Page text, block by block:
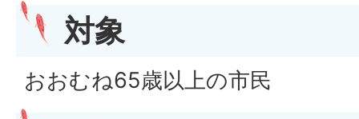
対象
おおむね65歳以上の市民